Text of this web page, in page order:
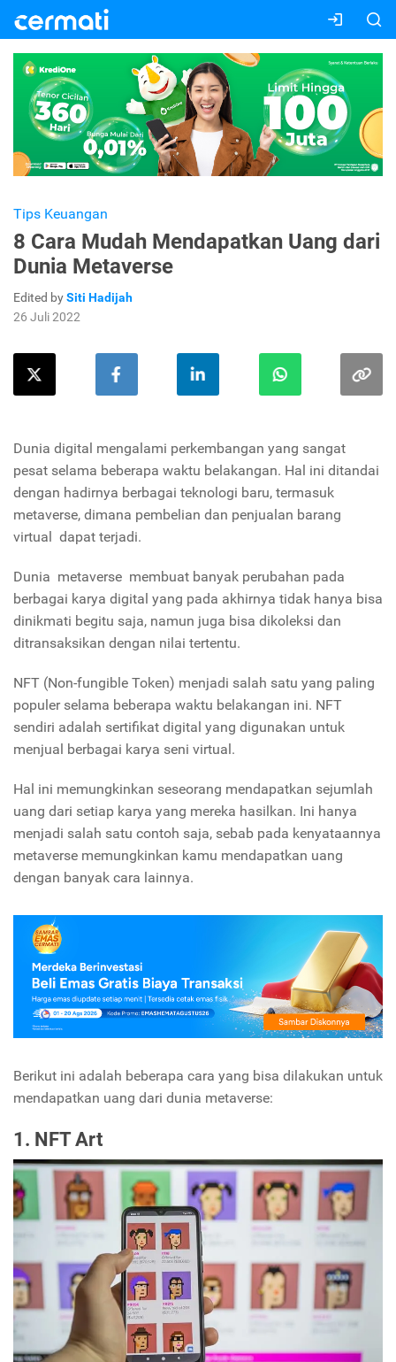
Tips Keuangan
8 Cara Mudah Mendapatkan Uang dari
Dunia Metaverse
Edited bySiti Hadijah
26 Juli 2022
Dunia digital mengalami perkembangan yang sangat
pesat selama beberapa waktu belakangan. Hal ini ditandai
dengan hadirnya berbagai teknologi baru, termasuk
metaverse, dimana pembelian dan penjualan barang
virtual dapat terjadi.
Dunia metaverse membuat banyak perubahan pada
berbagai karya digital yang pada akhirnya tidak hanya bisa
dinikmati begitu saja, namun juga bisa dikoleksi dan
ditransaksikan dengan nilai tertentu.
NFT (Non-fungible Token) menjadi salah satu yang paling
populer selama beberapa waktu belakangan ini. NFT
sendiri adalah sertifikat digital yang digunakan untuk
menjual berbagai karya seni virtual.
Hal ini memungkinkan seseorang mendapatkan sejumlah
uang dari setiap karya yang mereka hasilkan. Ini hanya
menjadi salah satu contoh saja, sebab pada kenyataannya
metaverse memungkinkan kamu mendapatkan uang
dengan banyak cara lainnya.
Berikut ini adalah beberapa cara yang bisa dilakukan untuk
mendapatkan uang dari dunia metaverse:
1. NFT Art